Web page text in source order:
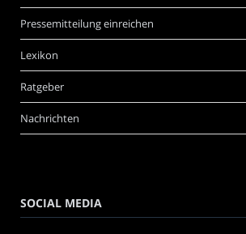
Pressemitteilung einreichen
Lexikon
Ratgeber
Nachrichten
SOCIAL MEDIA